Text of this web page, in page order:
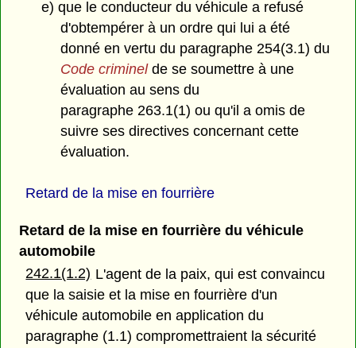
e) que le conducteur du véhicule a refusé
d'obtempérer à un ordre qui lui a été
donné en vertu du paragraphe 254(3.1) du
Code criminelde se soumettre à une
évaluation au sens du
paragraphe 263.1(1) ou qu'il a omis de
suivre ses directives concernant cette
évaluation.
Retard de la mise en fourrière
Retard de la mise en fourrière du véhicule
automobile
242.1(1.2) L'agent de la paix, qui est convaincu
que la saisie et la mise en fourrière d'un
véhicule automobile en application du
paragraphe (1.1) compromettraient la sécurité